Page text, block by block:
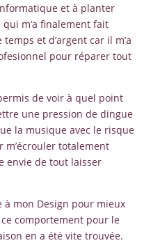
et à planter
m’a finalement fait
et d’argent car il m’a
pour réparer tout
de voir à quel point
une pression de dingue
la musique avec le risque
totalement
envie de tout laisser
à mon Design pour mieux
comportement pour le
en a été vite trouvée.